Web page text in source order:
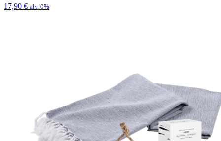
17,90 € alv. 0%